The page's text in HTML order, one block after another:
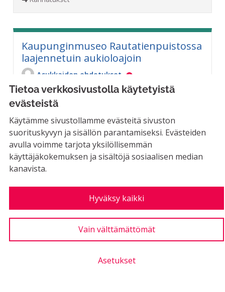
Tietoa verkkosivustolla käytetyistä
evästeistä
Käytämme sivustollamme evästeitä sivuston
suorituskyvyn ja sisällön parantamiseksi. Evästeiden
avulla voimme tarjota yksilöllisemmän
käyttäjäkokemuksen ja sisältöjä sosiaalisen median
kanavista.
Hyväksy kaikki
Vain välttämättömät
Asetukset
Kaupunginmuseo Rautatienpuistossa
laajennetuin aukioloajoin
Asukkaiden ehdotukset
MAHDOLLINEN
Kaupunginmuseon ehdottomasti keskeisin ja
tärkein sijaintipaikka on nykyinen rakennus
tontteineen...
Rajaa tulokset aihepiirin mukaan: Taide ja kulttuuri
Taide ja kulttuuri
LUONTIAIKA
4 Kannatukset Kannatus poissa käytöstä
Pop up taidegalleria nouseville